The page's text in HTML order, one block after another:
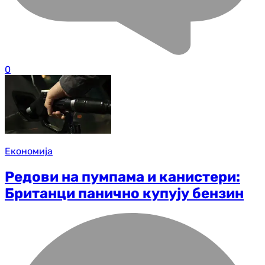
0
Економија
Редови на пумпама и канистери:
Британци панично купују бензин